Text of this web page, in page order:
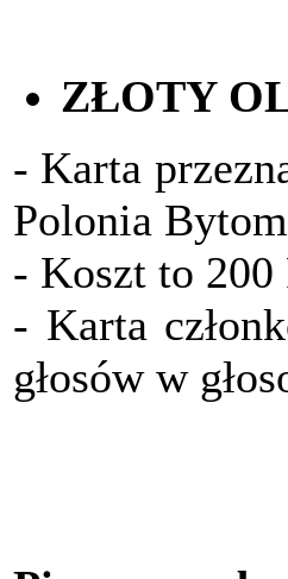
ZŁOTY
- Karta
Polonia
- Koszt to
- Karta
głosów w